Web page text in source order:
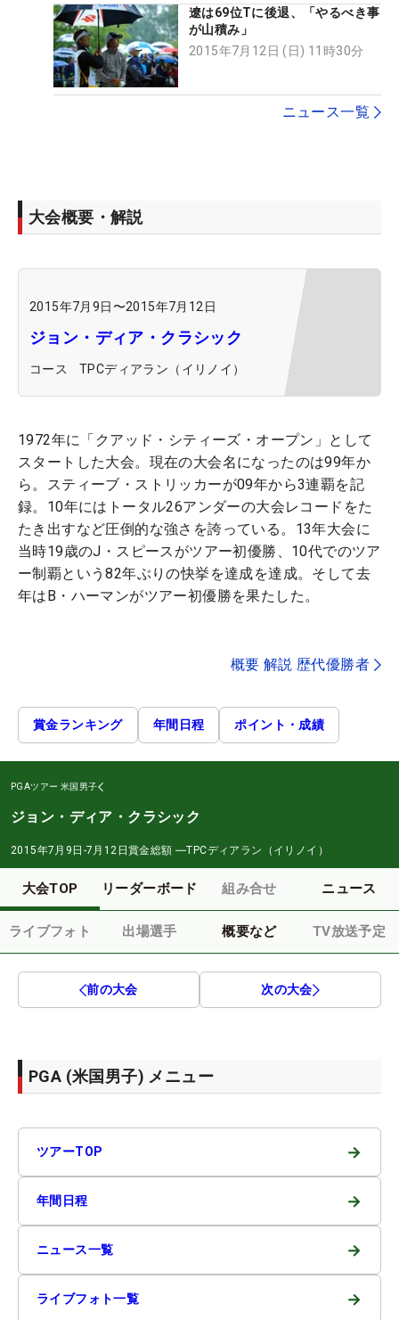
遼は69位Tに後退、「やるべき事
が山積み」
2015年7月12日 (日) 11時30分
ニュース一覧
大会概要・解説
2015年7月9日 〜2015年7月12日
ジョン・ディア・クラシック
コース TPCディアラン（イリノイ）
1972年に「クアッド・シティーズ・オープン」として
スタートした大会。現在の大会名になったのは99年か
ら。スティーブ・ストリッカーが09年から3連覇を記
録。10年にはトータル26アンダーの大会レコードをた
たき出すなど圧倒的な強さを誇っている。13年大会に
当時19歳のJ・スピースがツアー初優勝、10代でのツア
ー制覇という82年ぶりの快挙を達成を達成。そして去
年はB・ハーマンがツアー初優勝を果たした。
概要 解説 歴代優勝者
賞金ランキング 年間日程 ポイント・成績
PGAツアー 米国男子
ジョン・ディア・クラシック
2015年7月9日-7月12日賞金総額 ―TPCディアラン（イリノイ）
大会TOP リーダーボード 組み合せ ニュース
ライブフォト 出場選手 概要など TV放送予定
前の大会 次の大会
PGA (米国男子) メニュー
ツアーTOP →
年間日程 →
ニュース一覧 →
ライブフォト一覧 →